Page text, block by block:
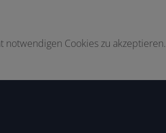
notwendigen Cookies zu akzeptieren.